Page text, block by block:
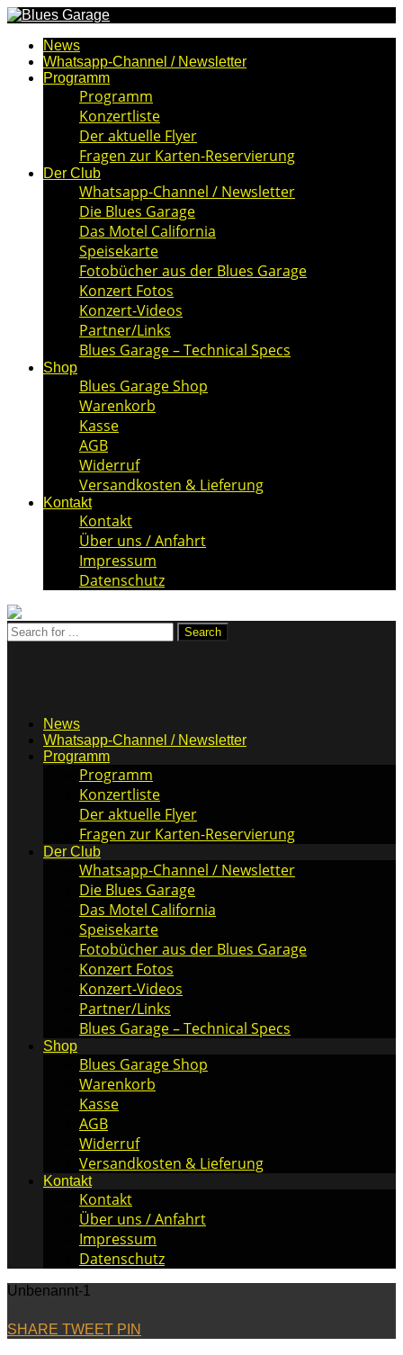
News
Whatsapp-Channel / Newsletter
Programm
Programm
Konzertliste
Der aktuelle Flyer
Fragen zur Karten-Reservierung
Der Club
Whatsapp-Channel / Newsletter
Die Blues Garage
Das Motel California
Speisekarte
Fotobücher aus der Blues Garage
Konzert Fotos
Konzert-Videos
Partner/Links
Blues Garage – Technical Specs
Shop
Blues Garage Shop
Warenkorb
Kasse
AGB
Widerruf
Versandkosten & Lieferung
Kontakt
Kontakt
Über uns / Anfahrt
Impressum
Datenschutz
News
Whatsapp-Channel / Newsletter
Programm
Programm
Konzertliste
Der aktuelle Flyer
Fragen zur Karten-Reservierung
Der Club
Whatsapp-Channel / Newsletter
Die Blues Garage
Das Motel California
Speisekarte
Fotobücher aus der Blues Garage
Konzert Fotos
Konzert-Videos
Partner/Links
Blues Garage – Technical Specs
Shop
Blues Garage Shop
Warenkorb
Kasse
AGB
Widerruf
Versandkosten & Lieferung
Kontakt
Kontakt
Über uns / Anfahrt
Impressum
Datenschutz
Unbenannt-1
SHARE TWEET PIN